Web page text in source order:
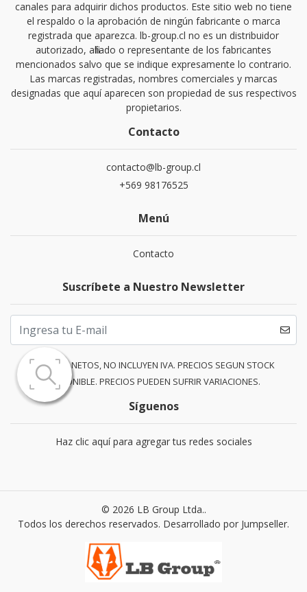
canales para adquirir dichos productos. Este sitio web no tiene
el respaldo o la aprobación de ningún fabricante o marca
registrada que aparezca. lb-group.cl no es un distribuidor
autorizado, afiliado o representante de los fabricantes
mencionados salvo que se indique expresamente lo contrario.
Las marcas registradas, nombres comerciales y marcas
designadas que aquí aparecen son propiedad de sus respectivos
propietarios.
Contacto
contacto@lb-group.cl
+569 98176525
Menú
Contacto
Suscríbete a Nuestro Newsletter
PRECIOS NETOS, NO INCLUYEN IVA. PRECIOS SEGUN STOCK
DISPONIBLE. PRECIOS PUEDEN SUFRIR VARIACIONES.
Síguenos
Haz clic aquí para agregar tus redes sociales
© 2026 LB Group Ltda..
Todos los derechos reservados. Desarrollado por Jumpseller.